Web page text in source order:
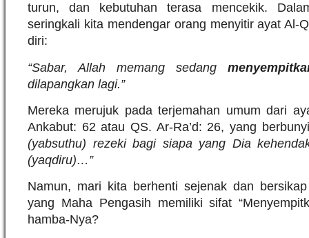
turun, dan kebutuhan terasa mencekik.
seringkali kita mendengar orang menyitir ayat Al-
diri:
“Sabar, Allah memang sedang
dilapangkan lagi.”
Mereka merujuk pada terjemahan umum dari
Ankabut: 62 atau QS. Ar-Ra’d: 26, yang
(yabsuthu) rezeki bagi siapa yang Dia
(yaqdiru)…”
Namun, mari kita berhenti sejenak dan
yang Maha Pengasih memiliki sifat
hamba-Nya?